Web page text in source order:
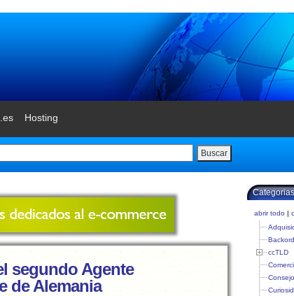
Hosting
Buscar
segundo Agente
de Alemania
Categorias
abrir todo |
ccTLD